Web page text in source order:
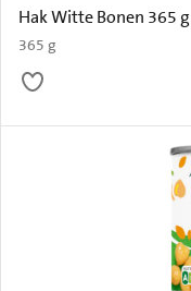
Hak Witte Bonen 365 g
365 g